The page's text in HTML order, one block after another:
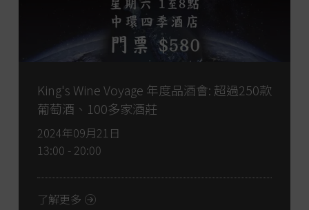
King's Wine Voyage 年度品酒會: 超過250款
葡萄酒、100多家酒莊
2024年09月21日
13:00 - 20:00
了解更多